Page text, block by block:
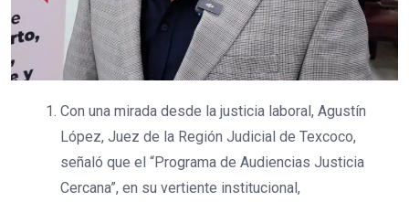
Con una mirada desde la justicia laboral, Agustín
López, Juez de la Región Judicial de Texcoco,
señaló que el “Programa de Audiencias Justicia
Cercana”, en su vertiente institucional,